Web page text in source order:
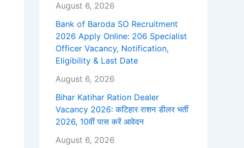
August 6, 2026
Bank of Baroda SO Recruitment
2026 Apply Online: 206 Specialist
Officer Vacancy, Notification,
Eligibility & Last Date
August 6, 2026
Bihar Katihar Ration Dealer
Vacancy 2026: कटिहार राशन डीलर भर्ती
2026, 10वीं पास करें आवेदन
August 6, 2026